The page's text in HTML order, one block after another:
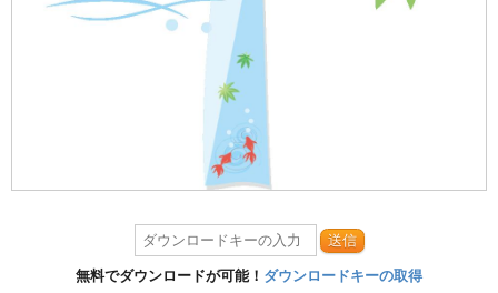
送信
無料でダウンロードが可能！ ダウンロードキーの取得